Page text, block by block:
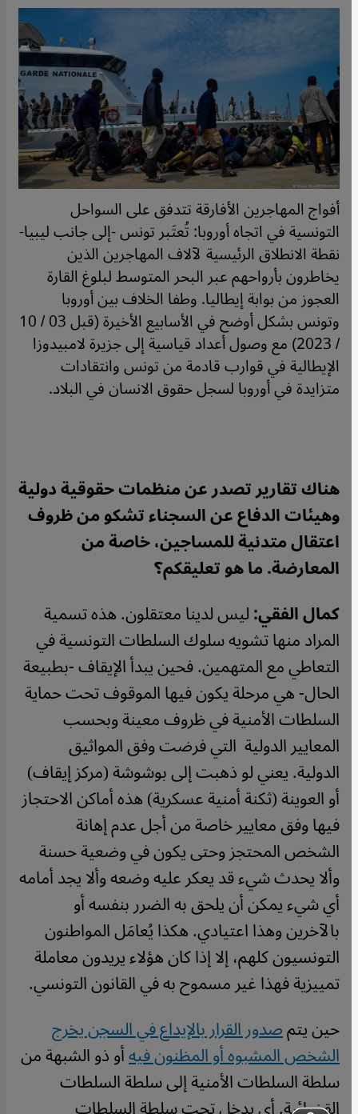
أفواج المهاجرين الأفارقة تتدفق على السواحل
التونسية في اتجاه أوروبا: تُعتَبر تونس -إلى جانب ليبيا-
نقطة الانطلاق الرئيسية لآلاف المهاجرين الذين
يخاطرون بأرواحهم عبر البحر المتوسط لبلوغ القارة
العجوز من بوابة إيطاليا. وطفا الخلاف بين أوروبا
وتونس بشكل أوضح في الأسابيع الأخيرة (قبل 03 / 10
/ 2023) مع وصول أعداد قياسية إلى جزيرة لامبيدوزا
الإيطالية في قوارب قادمة من تونس وانتقادات
متزايدة في أوروبا لسجل حقوق الانسان في البلاد.
هناك تقارير تصدر عن منظمات حقوقية دولية
وهيئات الدفاع عن السجناء تشكو من ظروف
اعتقال متدنية للمساجين، خاصة من
المعارضة. ما هو تعليقكم؟
كمال الفقي:ليس لدينا معتقلون. هذه تسمية
المراد منها تشويه سلوك السلطات التونسية في
التعاطي مع المتهمين. فحين يبدأ الإيقاف -بطبيعة
الحال- هي مرحلة يكون فيها الموقوف تحت حماية
السلطات الأمنية في ظروف معينة وبحسب
المعايير الدولية التي فرضت وفق المواثيق
الدولية. يعني لو ذهبت إلى بوشوشة (مركز إيقاف)
أو العوينة (ثكنة أمنية عسكرية) هذه أماكن الاحتجاز
فيها وفق معايير خاصة من أجل عدم إهانة
الشخص المحتجز وحتى يكون في وضعية حسنة
وألا يحدث شيء قد يعكر عليه وضعه وألا يجد أمامه
أي شيء يمكن أن يلحق به الضرر بنفسه أو
بالآخرين وهذا اعتيادي. هكذا يُعامَل المواطنون
التونسيون كلهم، إلا إذا كان هؤلاء يريدون معاملة
تمييزية فهذا غير مسموح به في القانون التونسي.
حين يتمصدور القرار بالإيداع في السجن يخرج
الشخص المشبوه أو المظنون فيهأو ذو الشبهة من
سلطة السلطات الأمنية إلى سلطة السلطات